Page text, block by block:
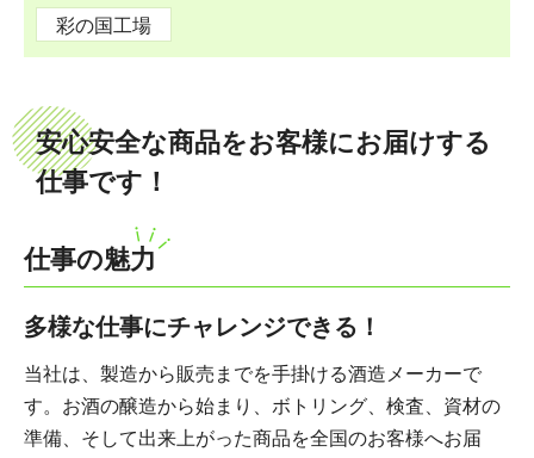
彩の国工場
安心安全な商品をお客様にお届けする
仕事です！
仕事の魅力
多様な仕事にチャレンジできる！
当社は、製造から販売までを手掛ける酒造メーカーで
す。お酒の醸造から始まり、ボトリング、検査、資材の
準備、そして出来上がった商品を全国のお客様へお届